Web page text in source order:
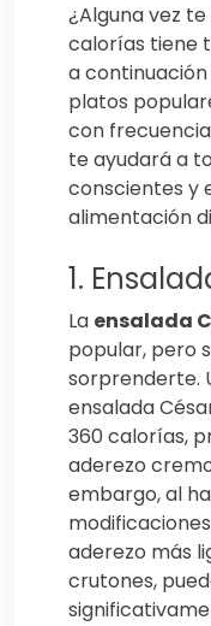
¿Alguna vez
calorías tiene
a
platos
con
te ayudará a
conscientes y
alimentación
1.
La ensalada
popular, pero
sorprenderte.
ensalada
360 calorías,
aderezo
embargo, al
aderezo más
crutones,